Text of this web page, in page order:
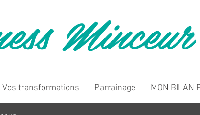
Minceur
Vos transformations Parrainage MON BILAN